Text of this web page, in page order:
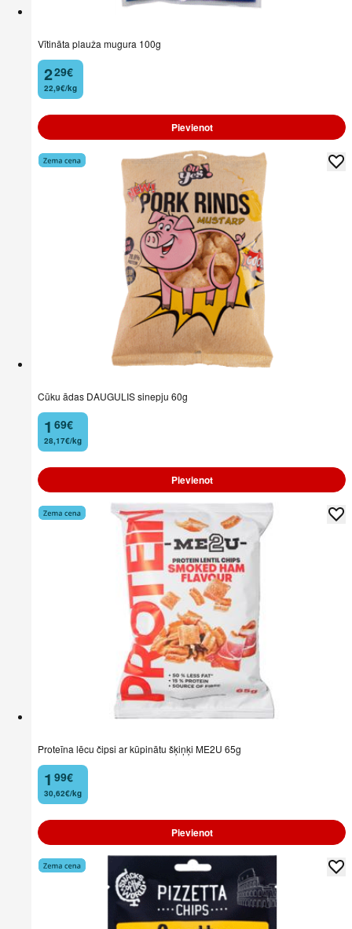
Vītināta plauža mugura 100g
2
. 29€
22,9€/kg
Pievienot
Cūku ādas DAUGULIS sinepju 60g
1
. 69€
28,17€/kg
Pievienot
Proteīna lēcu čipsi ar kūpinātu šķiņķi ME2U 65g
1
. 99€
30,62€/kg
Pievienot